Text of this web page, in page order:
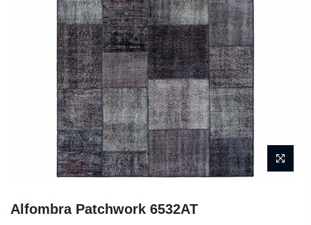
Alfombra Patchwork 6532AT